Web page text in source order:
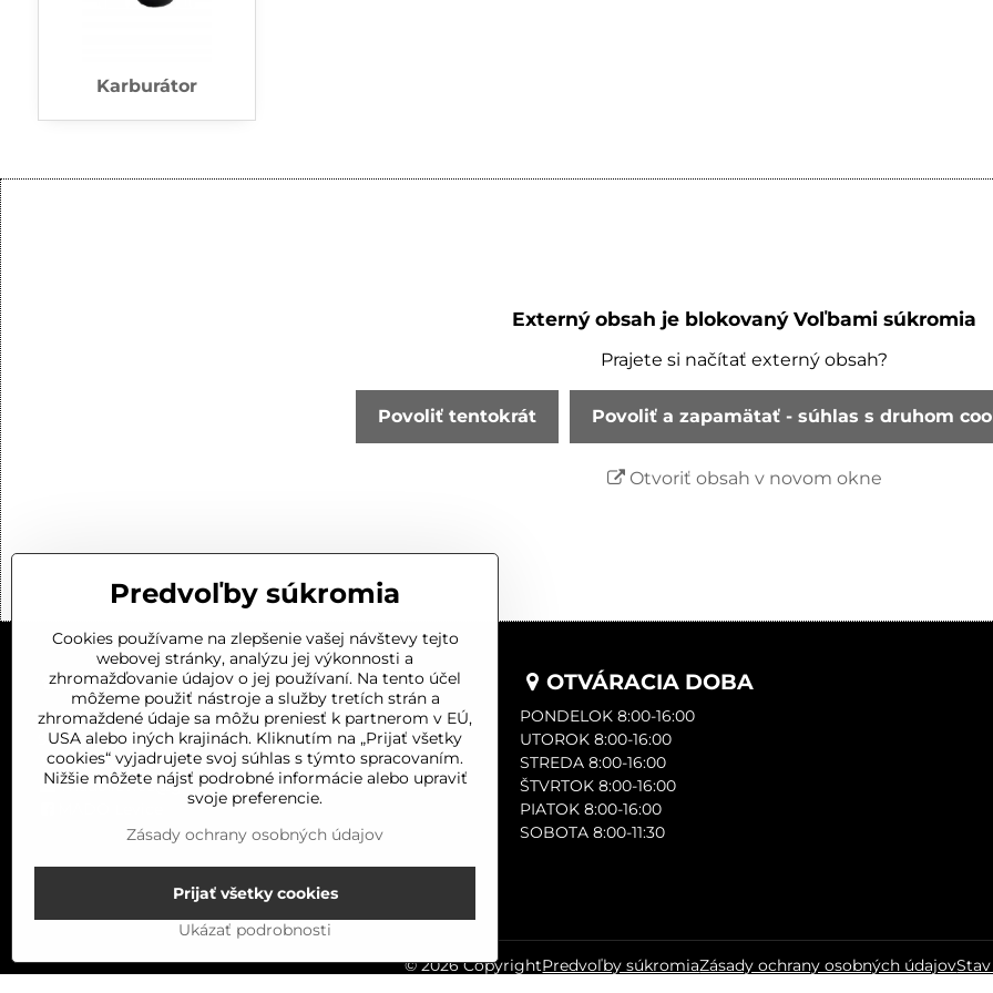
Karburátor
Externý obsah je blokovaný Voľbami súkromia
Prajete si načítať externý obsah?
Povoliť tentokrát Povoliť a zapamätať - súhlas s druhom
Otvoriť obsah v novom okne
KONTAKT
Kalnická cesta 1
934 01 LEVICE
0919 201 688
mado.levice@gmail.com
OTVÁRACIA DOBA
PONDELOK 8:00-16:00
UTOROK 8:00-16:00
STREDA 8:00-16:00
ŠTVRTOK 8:00-16:00
PIATOK 8:00-16:00
SOBOTA 8:00-11:30
©2026CopyrightPredvoľby súkromiaZásady ochrany osobných údajov
Predvoľby súkromia
Cookies používame na zlepšenie vašej návštevy tejto
webovej stránky, analýzu jej výkonnosti a
zhromažďovanie údajov o jej používaní. Na tento účel
môžeme použiť nástroje a služby tretích strán a
zhromaždené údaje sa môžu preniesť k partnerom v EÚ,
USA alebo iných krajinách. Kliknutím na „Prijať všetky
cookies“ vyjadrujete svoj súhlas s týmto spracovaním.
Nižšie môžete nájsť podrobné informácie alebo upraviť
svoje preferencie.
Zásady ochrany osobných údajov
Ukázať podrobnosti
Prijať všetky cookies